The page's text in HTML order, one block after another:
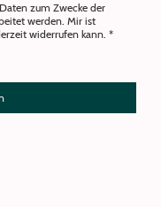
zum Zwecke der
werden. Mir ist
widerrufen kann. *